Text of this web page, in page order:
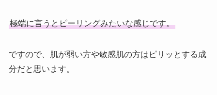
極端に言うとピーリングみたいな感じです。
ですので、肌が弱い方や敏感肌の方はピリッとする成
分だと思います。